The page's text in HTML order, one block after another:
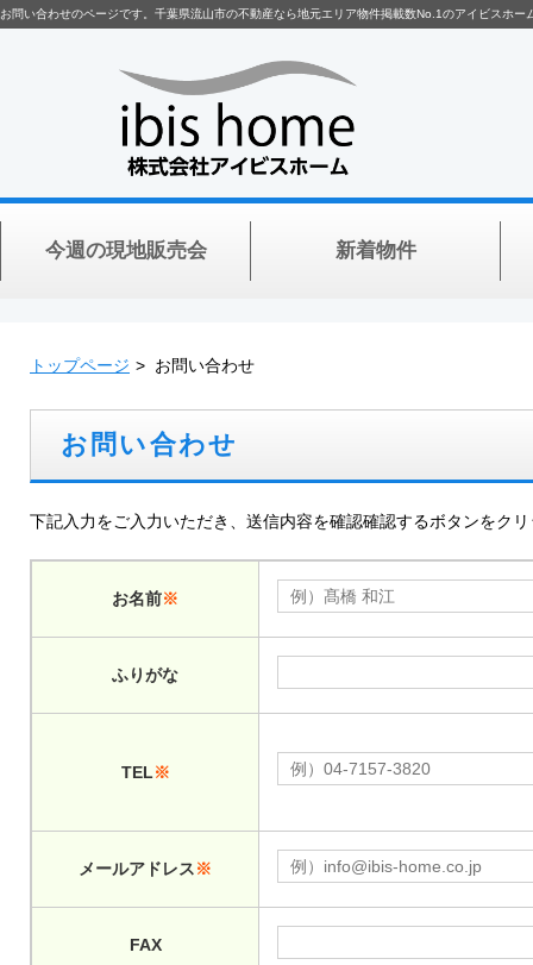
お問い合わせのページです。千葉県流山市の不動産なら地元エリア物件掲載数No.1のアイビスホー
今週の現地販売会 新着物件
トップページ お問い合わせ
お問い合わせ
下記入力をご入力いただき、送信内容を確認確認するボタンをク
お名前※
ふりがな
TEL※
メールアドレス※
FAX